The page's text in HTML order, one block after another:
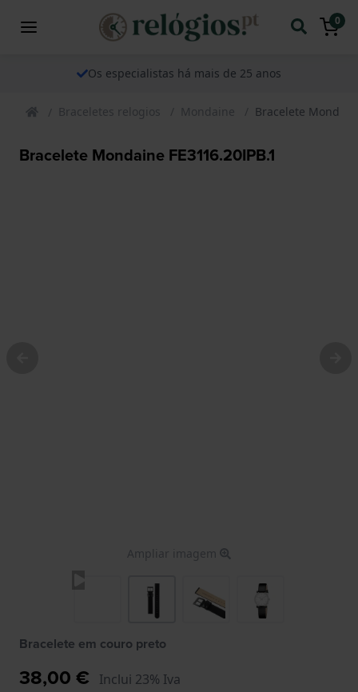
0
Os especialistas há mais de 25 anos
Braceletes relogios Mondaine Bracelete
Bracelete Mondaine FE3116.20IPB.1
Ampliar imagem
Bracelete em couro preto
38,00 € Inclui 23% Iva